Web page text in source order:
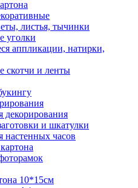
листья, тычинки
уголки
аппликации, натирки,
скотчи и ленты
декорирования
и шкатулки
настенных часов
10*15см